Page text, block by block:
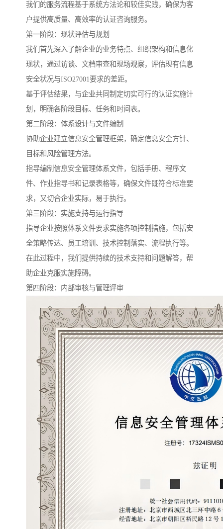
我们的服务流程基于系统方法论和较佳实践，确保为客
户提供高质量、高效率的认证咨询服务。
第一阶段：现状评估与规划
我们首先深入了解企业的业务特点、组织架构和信息化
现状，通过访谈、文档审查和现场观察，评估现有信息
安全状况与ISO27001要求的差距。
基于评估结果，与企业共同制定切实可行的认证实施计
划，明确各阶段目标、任务和时间表。
第二阶段：体系设计与文件编制
协助企业建立信息安全管理框架，确定信息安全方针、
目标和风险管理方法。
指导编制信息安全管理体系文件，包括手册、程序文
件、作业指导书和记录表格等，确保文件既符合标准要
求，又切合企业实际，易于执行。
第三阶段：实施支持与运行指导
指导企业按照体系文件要求实施各项控制措施，包括安
全策略传达、员工培训、技术控制落实、流程执行等。
在此过程中，我们提供持续的技术支持和问题解答，帮
助企业克服实施障碍。
第四阶段：内部审核与管理评审